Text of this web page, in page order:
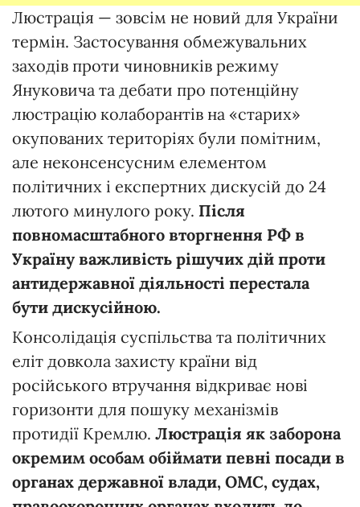
Люстрація — зовсім не новий для України
термін. Застосування обмежувальних
заходів проти чиновників режиму
Януковича та дебати про потенційну
люстрацію колаборантів на «старих»
окупованих територіях були помітним,
але неконсенсусним елементом
політичних і експертних дискусій до 24
лютого минулого року. Після
повномасштабного вторгнення РФ в
Україну важливість рішучих дій проти
антидержавної діяльності перестала
бути дискусійною.
Консолідація суспільства та політичних
еліт довкола захисту країни від
російського втручання відкриває нові
горизонти для пошуку механізмів
протидії Кремлю. Люстрація як заборона
окремим особам обіймати певні посади в
органах державної влади, ОМС, судах,